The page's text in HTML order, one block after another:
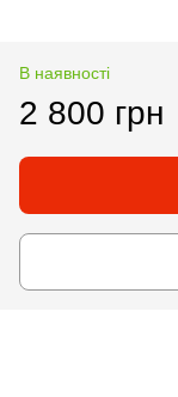
В наявності
2 800 грн